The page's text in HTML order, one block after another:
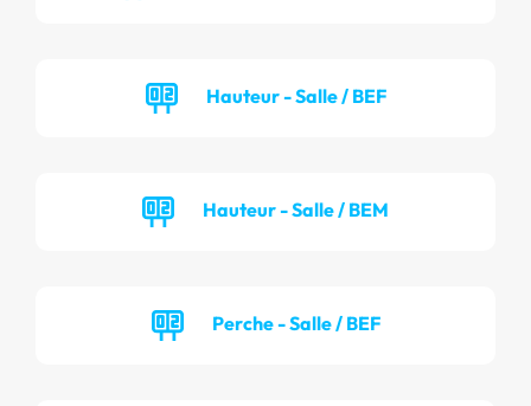
Hauteur - Salle / BEF
Hauteur - Salle / BEM
Perche - Salle / BEF